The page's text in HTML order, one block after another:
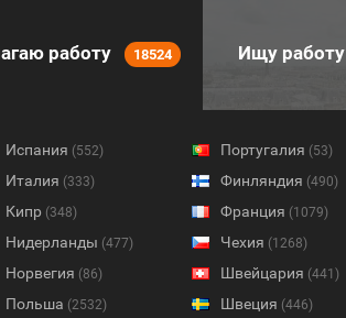
работу 18524 Ищу работу
Испания (552)
Италия (333)
Кипр (348)
Нидерланды (477)
Норвегия (86)
Польша (2532)
Португалия (53)
Финляндия (490)
Франция (1079)
Чехия (1268)
Швейцария (441)
Швеция (446)